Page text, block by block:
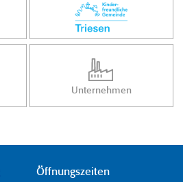
Unternehmen
Öffnungszeiten